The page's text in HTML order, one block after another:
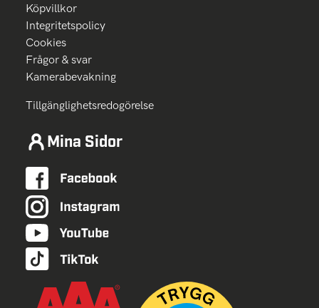
Köpvillkor
Integritetspolicy
Cookies
Frågor & svar
Kamerabevakning
Tillgänglighetsredogörelse
Mina Sidor